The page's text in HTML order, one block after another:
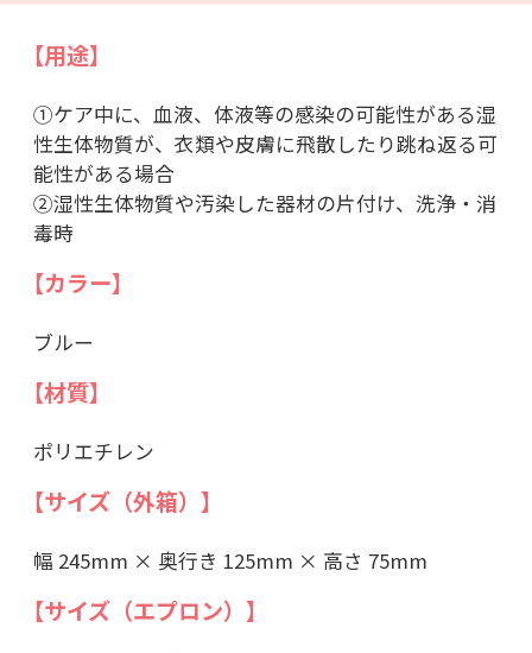
【用途】
①ケア中に、血液、体液等の感染の可能性がある湿
性生体物質が、衣類や皮膚に飛散したり跳ね返る可
能性がある場合
②湿性生体物質や汚染した器材の片付け、洗浄・消
毒時
【カラー】
ブルー
【材質】
ポリエチレン
【サイズ（外箱）】
幅 245mm × 奥行き 125mm × 高さ 75mm
【サイズ（エプロン）】